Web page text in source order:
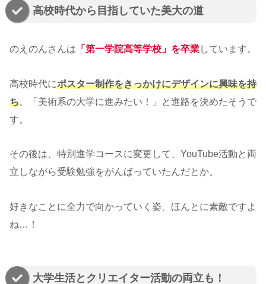
高校時代から目指していた美大の道
のえのんさんは 「第一学院高等学校」を卒業しています。
高校時代にポスター制作をきっかけにデザインに興味を持
ち 、「美術系の大学に進みたい！」と進路を決めたそうで
す。
その後は、特別進学コースに変更して、YouTube活動と両
立しながら受験勉強をがんばっていたんだとか。
好きなことに全力で向かっていく姿、ほんとに素敵ですよ
ね…！
大学生活とクリエイター活動の両立も！